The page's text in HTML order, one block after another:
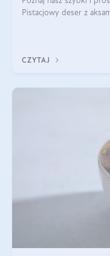
Pistacjowy deser z
CZYTAJ